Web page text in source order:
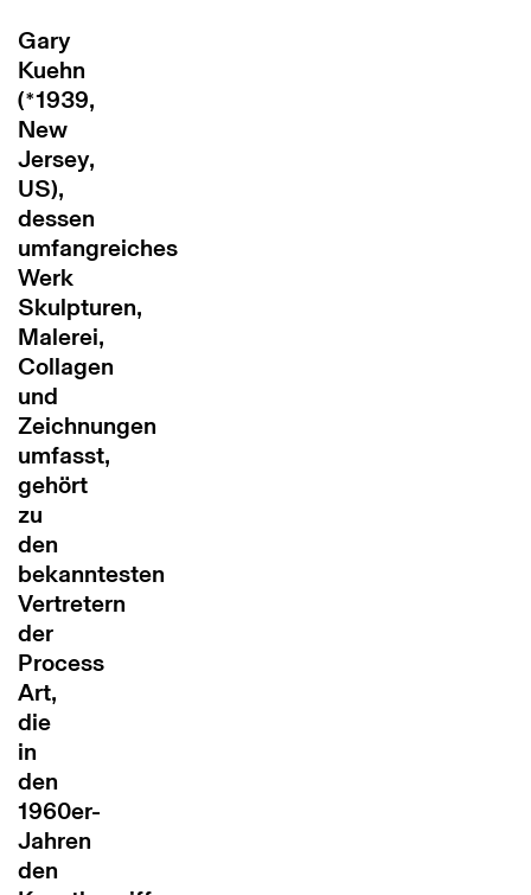
Gary
Kuehn
(*1939,
New
Jersey,
US),
dessen
umfangreiches
Werk
Skulpturen,
Malerei,
Collagen
und
Zeichnungen
umfasst,
gehört
zu
den
bekanntesten
Vertretern
der
Process
Art,
die
in
den
1960er-
Jahren
den